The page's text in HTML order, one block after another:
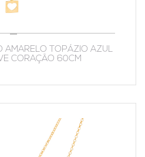
AMARELO TOPÁZIO AZUL
CORAÇÃO 60CM